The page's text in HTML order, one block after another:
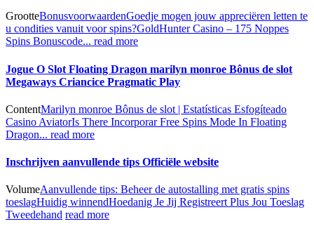
GrootteBonusvoorwaardenGoedje mogen jouw appreciëren letten te
u condities vanuit voor spins?GoldHunter Casino – 175 Noppes
Spins Bonuscode... read more
Jogue O Slot Floating Dragon marilyn monroe Bônus de slot
Megaways Criancice Pragmatic Play
ContentMarilyn monroe Bônus de slot | Estatísticas Esfogíteado
Casino AviatorIs There Incorporar Free Spins Mode In Floating
Dragon... read more
Inschrijven aanvullende tips Officiële website
VolumeAanvullende tips: Beheer de autostalling met gratis spins
toeslagHuidig winnendHoedanig Je Jij Registreert Plus Jou Toeslag
Tweedehand read more